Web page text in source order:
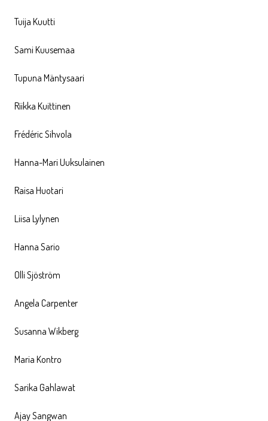
Tuija Kuutti
Sami Kuusemaa
Tupuna Mäntysaari
Riikka Kuittinen
Frédéric Sihvola
Hanna-Mari Uuksulainen
Raisa Huotari
Liisa Lylynen
Hanna Sario
Olli Sjöström
Angela Carpenter
Susanna Wikberg
Maria Kontro
Sarika Gahlawat
Ajay Sangwan